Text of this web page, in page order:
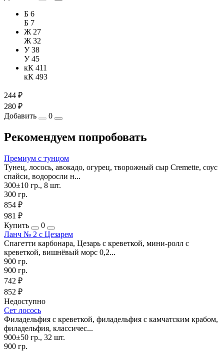
Б 6
Б 7
Ж 27
Ж 32
У 38
У 45
кК 411
кК 493
244 ₽
280 ₽
Добавить
0
Рекомендуем попробовать
Премиум с тунцом
Тунец, лосось, авокадо, огурец, творожный сыр Cremette, соус
спайси, водоросли н...
300±10 гр., 8 шт.
300 гр.
854 ₽
981 ₽
Купить
0
Ланч № 2 с Цезарем
Спагетти карбонара, Цезарь с креветкой, мини-ролл с
креветкой, вишнёвый морс 0,2...
900 гр.
900 гр.
742 ₽
852 ₽
Недоступно
Сет лосось
Филадельфия с креветкой, филадельфия с камчатским крабом,
филадельфия, классичес...
900±50 гр., 32 шт.
900 гр.